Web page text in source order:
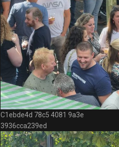
C1ebde4d 78c5 4081 9a3e
3936cca239ed